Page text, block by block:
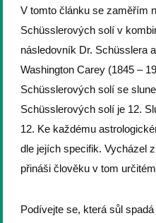
V tomto článku se zaměřím
Schüsslerových solí v
následovník Dr. Schüsslera
Washington Carey (1845 –
Schüsslerových solí se
Schüsslerových solí je 12.
12. Ke každému
dle jejích specifik. Vycházel
přináši člověku v tom
Podívejte se, která sůl